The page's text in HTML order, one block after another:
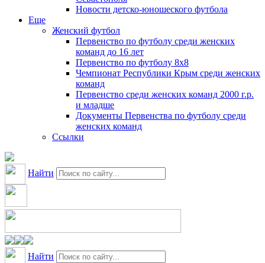
Новости детско-юношеского футбола
Еще
Женский футбол
Первенство по футболу среди женских
команд до 16 лет
Первенство по футболу 8х8
Чемпионат Республики Крым среди женских
команд
Первенство среди женских команд 2000 г.р.
и младше
Документы Первенства по футболу среди
женских команд
Ссылки
Найти
Найти